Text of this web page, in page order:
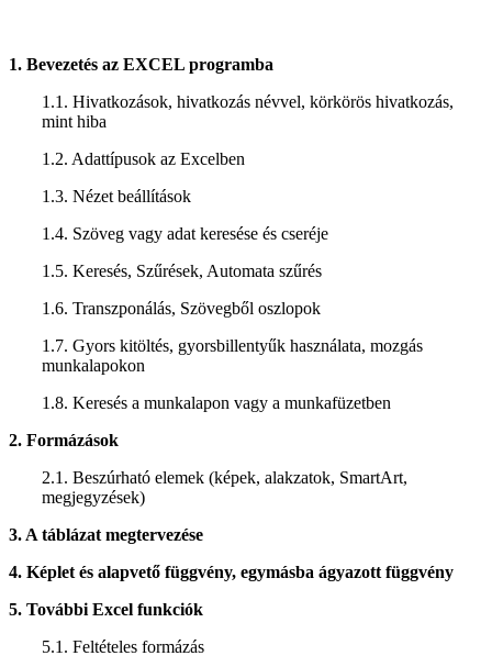
1. Bevezetés az EXCEL programba
1.1. Hivatkozások, hivatkozás névvel, körkörös hivatkozás,
mint hiba
1.2. Adattípusok az Excelben
1.3. Nézet beállítások
1.4. Szöveg vagy adat keresése és cseréje
1.5. Keresés, Szűrések, Automata szűrés
1.6. Transzponálás, Szövegből oszlopok
1.7. Gyors kitöltés, gyorsbillentyűk használata, mozgás
munkalapokon
1.8. Keresés a munkalapon vagy a munkafüzetben
2. Formázások
2.1. Beszúrható elemek (képek, alakzatok, SmartArt,
megjegyzések)
3. A táblázat megtervezése
4. Képlet és alapvető függvény, egymásba ágyazott függvény
5. További Excel funkciók
5.1. Feltételes formázás